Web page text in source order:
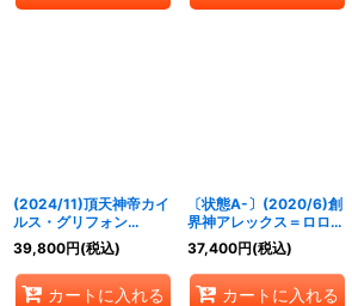
(2024/11)頂天神帝カイ
ルス・グリフォン
(WINNER)【X】{BS70-
X05}《黄》
39,800円(税込)
カートに入れる
〔状態A-〕(2020/6)創
界神アレックス＝ロロ
(バトスピチャンピオン
シップ2019-超煌臨杯-)
【XX】{BS51-XX03}
《多》
37,400円(税込)
カートに入れる